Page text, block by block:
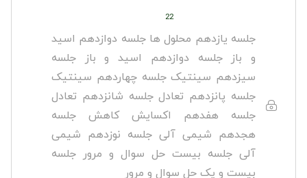
22
جلسه یازدهم محلول ها جلسه دوازدهم اسید
و باز جلسه دوازدهم اسید و باز جلسه
سیزدهم سینتیک جلسه چهاردهم سینتیک
جلسه پانزدهم تعادل جلسه شانزدهم تعادل
جلسه هفدهم اکسایش کاهش جلسه
هجدهم شیمی آلی جلسه نوزدهم شیمی
آلی جلسه بیست حل سوال و مرور جلسه
بیست و یک حل سوال و مرور